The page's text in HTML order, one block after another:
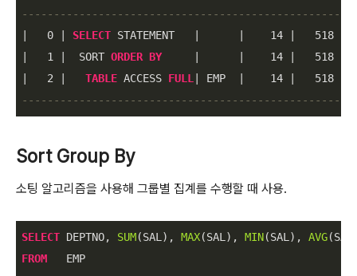
0 SELECT STATEMENT 14 518
1
  SORT
ORDER BY 14 518
2 TABLE ACCESS FULL EMP 14 518
Sort Group By
소팅 알고리즘을 사용해 그룹별 집계를 수행할 때 사용.
SELECT DEPTNO, SUM(SAL), MAX(SAL), MIN(SAL), AVG
FROM